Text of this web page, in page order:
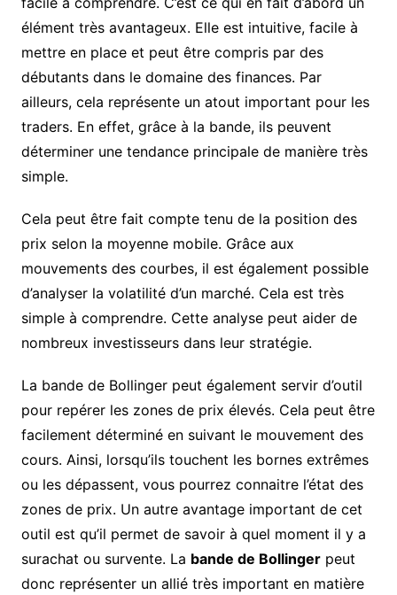
élément très avantageux. Elle est intuitive, facile à
mettre en place et peut être compris par des
débutants dans le domaine des finances. Par
ailleurs, cela représente un atout important pour les
traders. En effet, grâce à la bande, ils peuvent
déterminer une tendance principale de manière très
simple.
Cela peut être fait compte tenu de la position des
prix selon la moyenne mobile. Grâce aux
mouvements des courbes, il est également possible
d’analyser la volatilité d’un marché. Cela est très
simple à comprendre. Cette analyse peut aider de
nombreux investisseurs dans leur stratégie.
La bande de Bollinger peut également servir d’outil
pour repérer les zones de prix élevés. Cela peut être
facilement déterminé en suivant le mouvement des
cours. Ainsi, lorsqu’ils touchent les bornes extrêmes
ou les dépassent, vous pourrez connaitre l’état des
zones de prix. Un autre avantage important de cet
outil est qu’il permet de savoir à quel moment il y a
surachat ou survente. La bande de Bollingerpeut
donc représenter un allié très important en matière